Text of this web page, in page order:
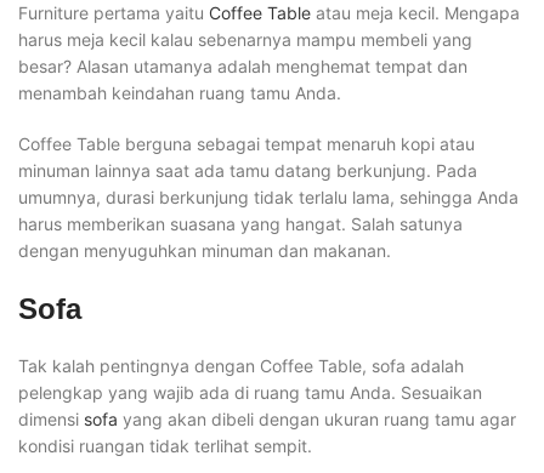
Furniture pertama yaitu Coffee Table atau meja kecil. Mengapa
harus meja kecil kalau sebenarnya mampu membeli yang
besar? Alasan utamanya adalah menghemat tempat dan
menambah keindahan ruang tamu Anda.
Coffee Table berguna sebagai tempat menaruh kopi atau
minuman lainnya saat ada tamu datang berkunjung. Pada
umumnya, durasi berkunjung tidak terlalu lama, sehingga Anda
harus memberikan suasana yang hangat. Salah satunya
dengan menyuguhkan minuman dan makanan.
Sofa
Tak kalah pentingnya dengan Coffee Table, sofa adalah
pelengkap yang wajib ada di ruang tamu Anda. Sesuaikan
dimensi sofa yang akan dibeli dengan ukuran ruang tamu agar
kondisi ruangan tidak terlihat sempit.